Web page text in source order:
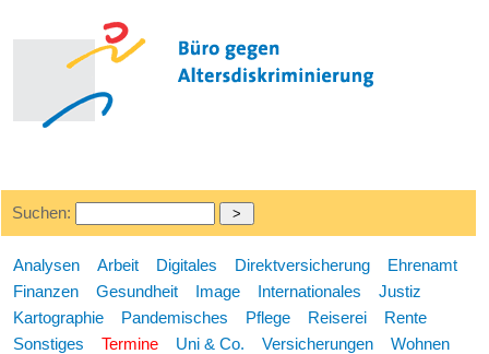
Suchen:
Analysen Arbeit Digitales Direktversicherung
Ehrenamt
Finanzen
Gesundheit Image Internationales
Justiz
Kartographie
Pandemisches Pflege Reiserei
Rente
Sonstiges
Termine Uni & Co. Versicherungen Wohnen